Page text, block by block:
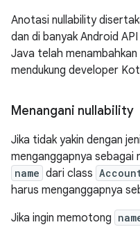
Anotasi nullability
dan di banyak Android
Java telah
mendukung developer
Menangani nullability
Jika tidak yakin dengan
menganggapnya sebagai
name dari class
harus menganggapnya
Jika ingin memotong